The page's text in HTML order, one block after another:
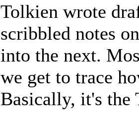
Tolkien wrote
scribbled notes
into the next.
we get to trace
Basically, it's the